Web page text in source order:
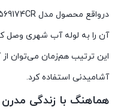
آن را به لوله آب شهری وصل
این ترتیب هم‌زمان می‌توان
آشامیدنی استفاده کرد.
هماهنگ با زندگی مدرن